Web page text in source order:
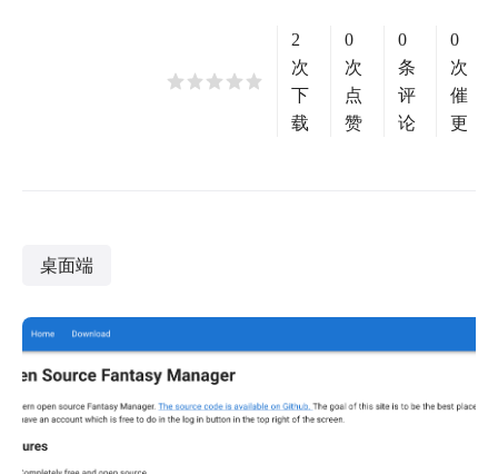
2
次
下
载
0
次
点
赞
0
条
评
论
0
次
催
更
桌面端